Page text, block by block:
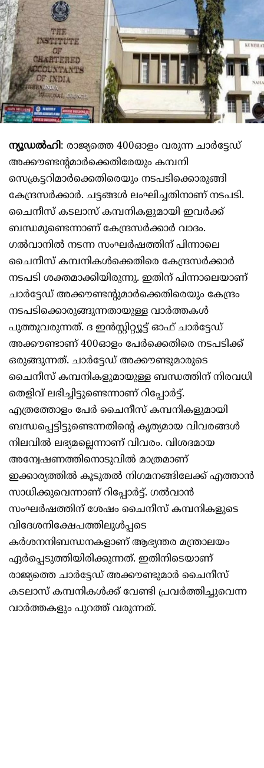
ന്യൂഡൽഹി: രാജ്യത്തെ 400ഓളം വരുന്ന ചാർട്ടേഡ്
അക്കൗണ്ടന്റമാർക്കെതിരേയും കമ്പനി
സെക്രട്ടറിമാർക്കെതിരെയും നടപടിക്കൊരുങ്ങി
കേന്ദ്രസർക്കാർ. ചട്ടങ്ങൾ ലംഘിച്ചതിനാണ് നടപടി.
ചൈനീസ് കടലാസ് കമ്പനികളുമായി ഇവർക്ക്
ബന്ധമുണ്ടെന്നാണ് കേന്ദ്രസർക്കാർ വാദം.
ഗൽവാനിൽ നടന്ന സംഘർഷത്തിന് പിന്നാലെ
ചൈനീസ് കമ്പനികൾക്കെതിരെ കേന്ദ്രസർക്കാർ
നടപടി ശക്തമാക്കിയിരുന്നു. ഇതിന് പിന്നാലെയാണ്
ചാർട്ടേഡ് അക്കൗണ്ടന്റുമാർക്കെതിരെയും കേന്ദ്രം
നടപടിക്കൊരുങ്ങുന്നതായുള്ള വാർത്തകൾ
പുത്തുവരുന്നത്. ദ ഇൻസ്റ്റിറ്റ്യൂട്ട് ഓഫ് ചാർട്ടേഡ്
അക്കൗണ്ടാണ് 400ഓളം പേർക്കെതിരെ നടപടിക്ക്
ഒരുങ്ങുന്നത്. ചാർട്ടേഡ് അക്കൗണ്ടുമാരുടെ
ചൈനീസ് കമ്പനികളുമായുള്ള ബന്ധത്തിന് നിരവധി
തെളിവ് ലഭിച്ചിട്ടുണ്ടെന്നാണ് റിപ്പോർട്ട്.
എത്രത്തോളം പേർ ചൈനീസ് കമ്പനികളുമായി
ബന്ധപ്പെട്ടിട്ടുണ്ടെന്നതിന്റെ കൃത്യമായ വിവരങ്ങൾ
നിലവിൽ ലഭ്യമല്ലെന്നാണ് വിവരം. വിശദമായ
അന്വേഷണത്തിനൊടുവിൽ മാത്രമാണ്
ഇക്കാര്യത്തിൽ കൂടുതൽ നിഗമനങ്ങിലേക്ക് എത്താൻ
സാധിക്കുവെന്നാണ് റിപ്പോർട്ട്. ഗൽവാൻ
സംഘർഷത്തിന് ശേഷം ചൈനീസ് കമ്പനികളുടെ
വിദേശനിക്ഷേപത്തിലുൾപ്പടെ
കർശനനിബന്ധനകളാണ് ആഭ്യന്തര മന്ത്രാലയം
ഏർപ്പെടുത്തിയിരിക്കുന്നത്. ഇതിനിടെയാണ്
രാജ്യത്തെ ചാർട്ടേഡ് അക്കൗണ്ടുമാർ ചൈനീസ്
കടലാസ് കമ്പനികൾക്ക് വേണ്ടി പ്രവർത്തിച്ചുവെന്ന
വാർത്തകളും പുറത്ത് വരുന്നത്.